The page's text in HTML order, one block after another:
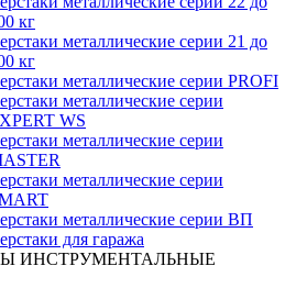
кг
металлические серии 21 до
кг
металлические серии PROFI
металлические серии
WS
металлические серии
металлические серии
металлические серии ВП
для гаража
ИНСТРУМЕНТАЛЬНЫЕ